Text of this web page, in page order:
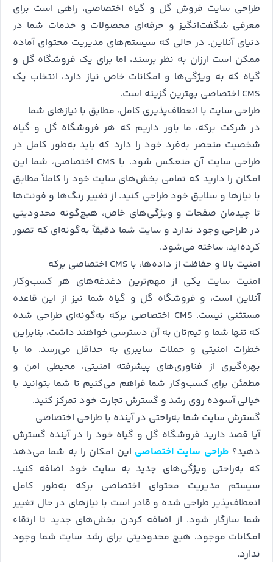
طراحی سایت فروش گل و گیاه اختصاصی، راهی است برای
معرفی شگفت‌انگیز و حرفه‌ای محصولات و خدمات شما در
دنیای آنلاین. در حالی که سیستم‌های مدیریت محتوای آماده
ممکن است ارزان به نظر برسند، اما برای یک فروشگاه گل و
گیاه که به ویژگی‌ها و امکانات خاص نیاز دارد، انتخاب یک
CMS اختصاصی بهترین گزینه است.
طراحی سایت با انعطاف‌پذیری کامل، مطابق با نیازهای شما
در شرکت برکه، ما باور داریم که هر فروشگاه گل و گیاه
شخصیت منحصر به‌فرد خود را دارد که باید به‌طور کامل در
طراحی سایت آن منعکس شود. با CMS اختصاصی، شما این
امکان را دارید که تمامی بخش‌های سایت خود را کاملاً مطابق
با نیازها و سلایق خود طراحی کنید. از تغییر رنگ‌ها و فونت‌ها
تا چیدمان صفحات و ویژگی‌های خاص، هیچ‌گونه محدودیتی
در طراحی وجود ندارد و سایت شما دقیقاً به‌گونه‌ای که تصور
کرده‌اید، ساخته می‌شود.
امنیت بالا و حفاظت از داده‌ها، با CMS اختصاصی برکه
امنیت سایت یکی از مهم‌ترین دغدغه‌های هر کسب‌وکار
آنلاین است، و فروشگاه گل و گیاه شما نیز از این قاعده
مستثنی نیست. CMS اختصاصی برکه به‌گونه‌ای طراحی شده
که تنها شما و تیم‌تان به آن دسترسی خواهند داشت، بنابراین
خطرات امنیتی و حملات سایبری به حداقل می‌رسد. ما با
بهره‌گیری از فناوری‌های پیشرفته امنیتی، محیطی امن و
مطمئن برای کسب‌وکار شما فراهم می‌کنیم تا شما بتوانید با
خیالی آسوده روی رشد و گسترش تجارت خود تمرکز کنید.
گسترش سایت شما به‌راحتی در آینده با طراحی اختصاصی
آیا قصد دارید فروشگاه گل و گیاه خود را در آینده گسترش
دهید؟ طراحی سایت اختصاصی این امکان را به شما می‌دهد
که به‌راحتی ویژگی‌های جدید به سایت خود اضافه کنید.
سیستم مدیریت محتوای اختصاصی برکه به‌طور کامل
انعطاف‌پذیر طراحی شده و قادر است با نیازهای در حال تغییر
شما سازگار شود. از اضافه کردن بخش‌های جدید تا ارتقاء
امکانات موجود، هیچ محدودیتی برای رشد سایت شما وجود
ندارد.